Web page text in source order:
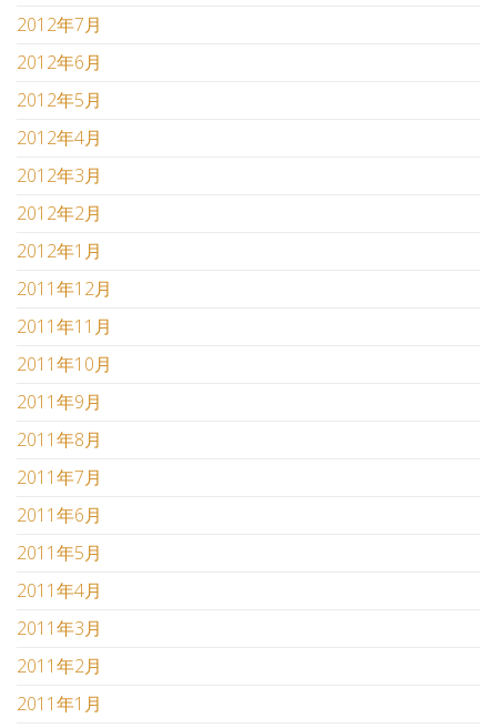
2012年7月
2012年6月
2012年5月
2012年4月
2012年3月
2012年2月
2012年1月
2011年12月
2011年11月
2011年10月
2011年9月
2011年8月
2011年7月
2011年6月
2011年5月
2011年4月
2011年3月
2011年2月
2011年1月